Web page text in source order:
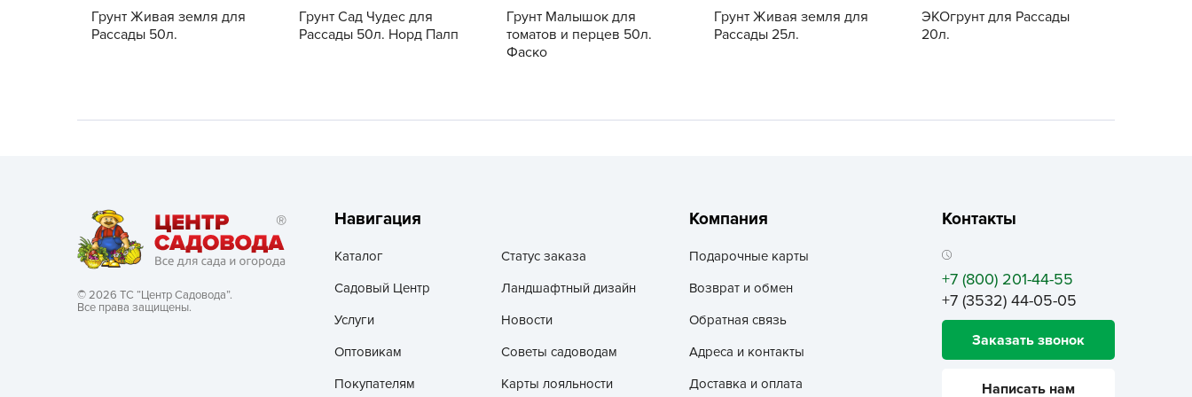
Хозяйственные товары
VALBRENTA CHEMICALS
Zarit
Агробиотехнология
агрофирма манул
байкал
Банные штучки
Грунт Живая земля для
Рассады 50л.
Грунт Сад Чудес для
Рассады 50л. Норд Палп
Грунт Малышок для
томатов и перцев 50л.
Фаско
Грунт Живая земля для
Рассады 25л.
ЭКОгрунт для Рассады
20л.
© 2026 ТС “Центр Садовода”.
Все права защищены.
Навигация
Каталог
Статус заказа
Садовый Центр
Ландшафтный дизайн
Услуги
Новости
Оптовикам
Советы садоводам
Покупателям
Карты лояльности
Компания
Подарочные карты
Возврат и обмен
Обратная связь
Адреса и контакты
Доставка и оплата
Контакты
+7 (800) 201-44-55
+7 (3532) 44-05-05
Заказать звонок
Написать нам